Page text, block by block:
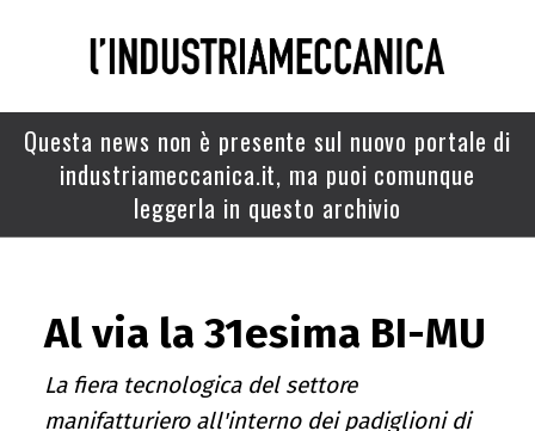
Questa news non è presente sul nuovo portale di
industriameccanica.it, ma puoi comunque
leggerla in questo archivio
Al via la 31esima BI-MU
La fiera tecnologica del settore
manifatturiero all'interno dei padiglioni di